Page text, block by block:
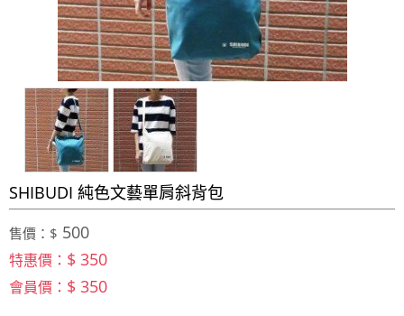
SHIBUDI 純色文藝單肩斜背包
售價：$ 500
特惠價： $ 350
會員價： $ 350